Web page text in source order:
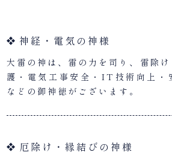
神経・電気の神様
大雷の神は、雷の力を司り、雷除
護・電気工事安全・IT技術向上・
などの御神徳がございます。
厄除け・縁結びの神様